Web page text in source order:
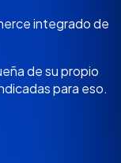
integrado de
de su propio
para eso.